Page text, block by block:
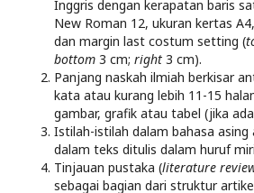
Inggris dengan kerapatan baris
New Roman 12, ukuran kertas
dan margin last costum setting (
bottom 3 cm; right 3 cm).
Panjang naskah ilmiah berkisar
kata atau kurang lebih 11-15
gambar, grafik atau tabel (jika
Istilah-istilah dalam bahasa asing
dalam teks ditulis dalam huruf
Tinjauan pustaka (literature
sebagai bagian dari struktur